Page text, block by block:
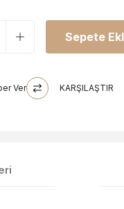
Sepete
Ver KARŞILAŞTIR